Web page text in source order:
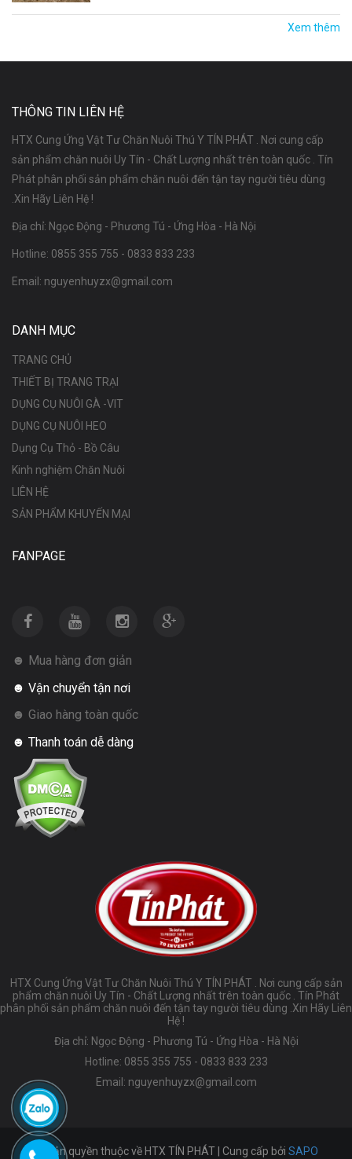
Xem thêm
THÔNG TIN LIÊN HỆ
HTX Cung Ứng Vật Tư Chăn Nuôi Thú Y TÍN PHÁT . Nơi cung cấp
sản phẩm chăn nuôi Uy Tín - Chất Lượng nhất trên toàn quốc . Tín
Phát phân phối sản phẩm chăn nuôi đến tận tay người tiêu dùng
.Xin Hãy Liên Hệ !
Địa chỉ: Ngọc Động - Phương Tú - Ứng Hòa - Hà Nội
Hotline: 0855 355 755 - 0833 833 233
Email: nguyenhuyzx@gmail.com
DANH MỤC
TRANG CHỦ
THIẾT BỊ TRANG TRẠI
DỤNG CỤ NUÔI GÀ -VIT
DỤNG CỤ NUÔI HEO
Dụng Cụ Thỏ - Bồ Câu
Kinh nghiệm Chăn Nuôi
LIÊN HỆ
SẢN PHẨM KHUYẾN MẠI
FANPAGE
☻ Mua hàng đơn giản
☻ Vận chuyển tận nơi
☻ Giao hàng toàn quốc
☻ Thanh toán dễ dàng
HTX Cung Ứng Vật Tư Chăn Nuôi Thú Y TÍN PHÁT . Nơi cung cấp sản
phẩm chăn nuôi Uy Tín - Chất Lượng nhất trên toàn quốc . Tín Phát
phân phối sản phẩm chăn nuôi đến tận tay người tiêu dùng .Xin Hãy Liên
Hệ !
Địa chỉ: Ngọc Động - Phương Tú - Ứng Hòa - Hà Nội
Hotline: 0855 355 755 - 0833 833 233
Email: nguyenhuyzx@gmail.com
© Bản quyền thuộc về HTX TÍN PHÁT | Cung cấp bởi SAPO